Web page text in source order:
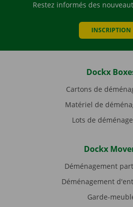
Restez informés des
INSCRIPTION
Dockx
Cartons de
Matériel de
Lots de
Dockx
Déménagement
Déménagement
Garde-